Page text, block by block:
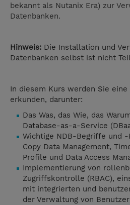
bekannt als Nutanix Era) zur
Datenbanken.
Hinweis: Die Installation und
Datenbanken selbst ist nicht
In diesem Kurs werden Sie eine
erkunden, darunter:
Das Was, das Wie, das
Database-as-a-Service
Wichtige NDB-Begriffe und -
Copy Data Management,
Profile und Data Access
Implementierung von
Zugriffskontrolle (RBAC),
mit integrierten und
der Verwaltung von